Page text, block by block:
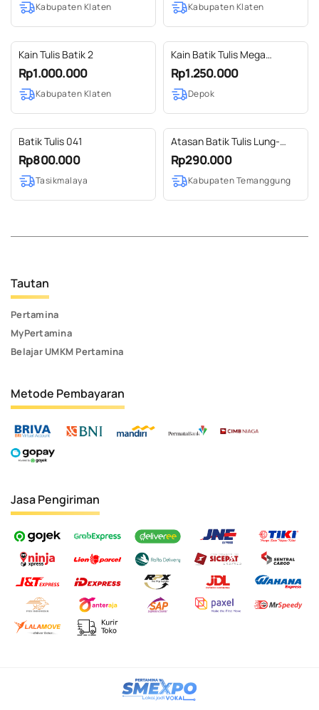
Kabupaten Klaten Kabupaten Klaten
Kain Tulis Batik 2
Rp1.000.000
Kabupaten Klaten
Kain Batik Tulis Mega
Mendung Hokokai
Rp1.250.000
Depok
Batik Tulis 041
Rp800.000
Tasikmalaya
Atasan Batik Tulis Lung-
lungan Kembang
Rp290.000
Kabupaten Temanggung
Tautan
Pertamina
MyPertamina
Belajar UMKM Pertamina
Metode Pembayaran
Jasa Pengiriman